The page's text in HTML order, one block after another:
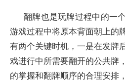
翻牌也是玩牌过程中的一
游戏过程中将原本背面朝上的
有两个关键时机，一是在发牌
戏进行中所需要翻开的公共牌
的掌握和翻牌顺序的合理安排